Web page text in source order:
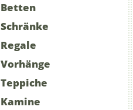
Betten
Schränke
Regale
Vorhänge
Teppiche
Kamine